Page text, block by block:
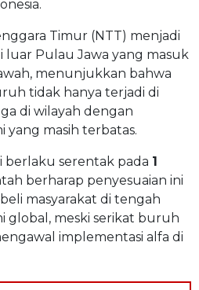
Timur (NTT) menjadi
luar Pulau Jawa yang masuk
menunjukkan bahwa
tidak hanya terjadi di
di wilayah dengan
masih terbatas.
berlaku serentak pada 1
berharap penyesuaian ini
masyarakat di tengah
global, meski serikat buruh
implementasi alfa di